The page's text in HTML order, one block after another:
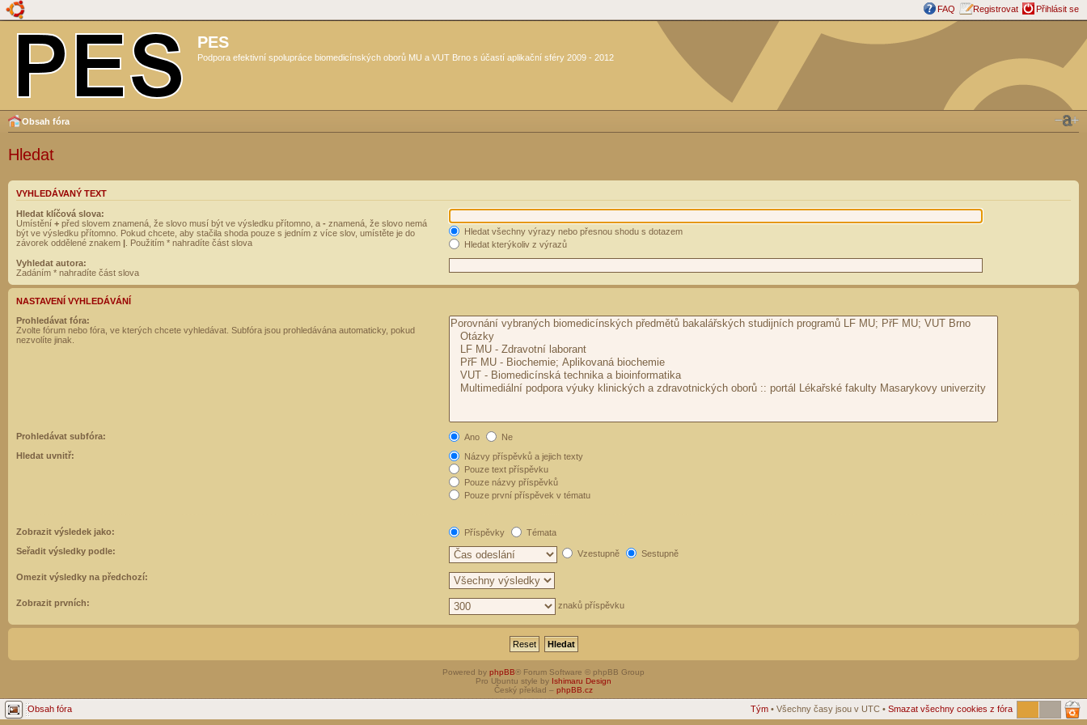
FAQ Registrovat Přihlásit se
PES
Podpora efektivní spolupráce biomedicínských oborů MU a VUT Brno s účastí aplikační sféry 2009 - 2012
Obsah fóra
Hledat
VYHLEDÁVANÝ TEXT
Hledat klíčová slova:
Umístění + před slovem znamená, že slovo musí být ve výsledku přítomno, a - znamená, že slovo nemá
být ve výsledku přítomno. Pokud chcete, aby stačila shoda pouze s jedním z více slov, umístěte je do
závorek oddělené znakem | . Použitím * nahradíte část slova
Hledat všechny výrazy nebo přesnou shodu s dotazem
Hledat kterýkoliv z výrazů
Vyhledat autora:
Zadáním * nahradíte část slova
NASTAVENÍ VYHLEDÁVÁNÍ
Prohledávat fóra:
Zvolte fórum nebo fóra, ve kterých chcete vyhledávat. Subfóra jsou prohledávána automaticky, pokud
nezvolíte jinak.
Prohledávat subfóra: Ano
Ne
Hledat uvnitř:
Názvy příspěvků a jejich texty
Pouze text příspěvku
Pouze názvy příspěvků
Pouze první příspěvek v tématu
Zobrazit výsledek jako: Příspěvky
Témata
Seřadit výsledky podle:
Vzestupně Sestupně
Omezit výsledky na předchozí:
Zobrazit prvních: znaků příspěvku
Powered by phpBB® Forum Software © phpBB Group
Pro Ubuntu style by Ishimaru Design
Český překlad – phpBB.cz
Obsah fóra Tým • Všechny časy jsou v UTC • Smazat všechny cookies z fóra